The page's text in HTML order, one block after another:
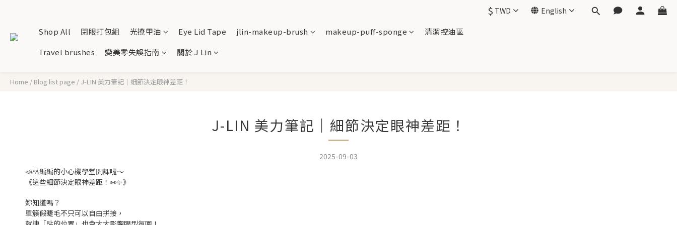
$ TWD English
Shop All 閉眼打包組 光撩甲油 Eye Lid Tape jlin-makeup-brush makeup-puff-sponge
清潔控油區
Travel brushes
變美零失誤指南 關於 J Lin
Home / Blog list page / J-LIN 美力筆記｜細節決定眼神差距！
J-LIN 美力筆記｜細節決定眼神差距！
2025-09-03
📣林編編的小心機學堂開課啦～
《這些細節決定眼神差距！👀✨》
妳知道嗎？
單簇假睫毛不只可以自由拼接，